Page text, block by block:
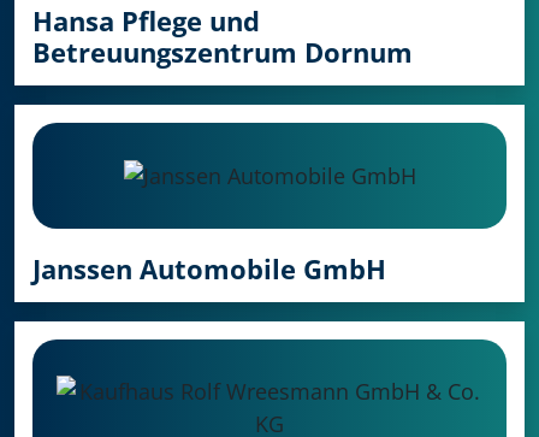
Hansa Pflege und
Betreuungszentrum Dornum
Janssen Automobile GmbH